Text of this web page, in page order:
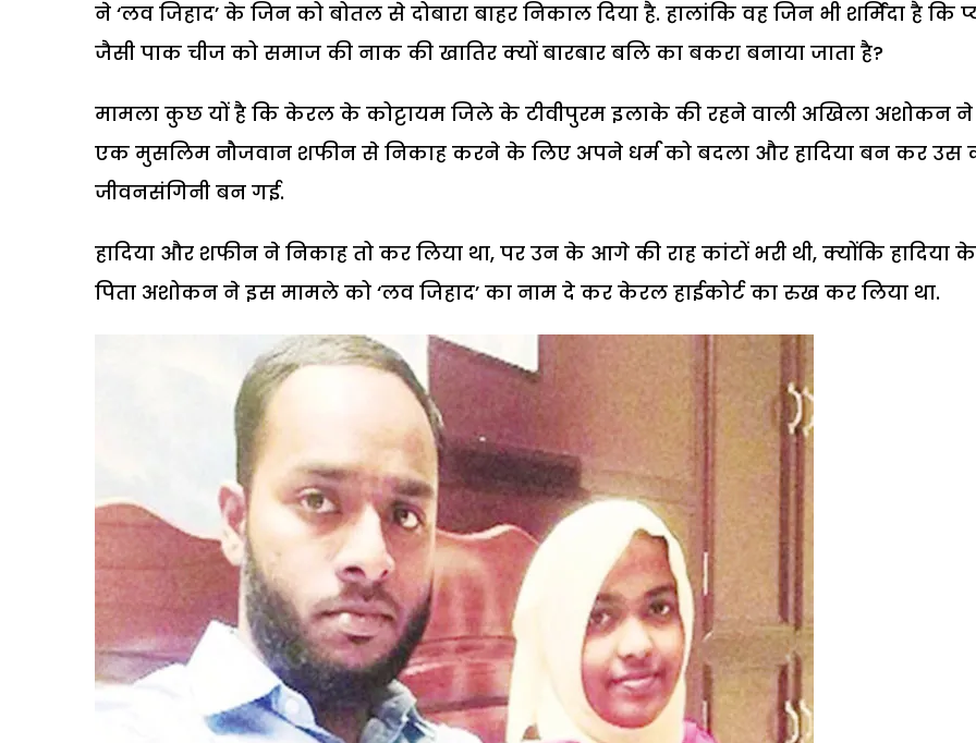
ने ‘लव जिहाद’ के जिन को बोतल से दोबारा बाहर निकाल दिया है. हालांकि वह जिन भी शर्मिंदा है कि
जैसी पाक चीज को समाज की नाक की खातिर क्यों बारबार बलि का बकरा बनाया जाता है?
मामला कुछ यों है कि केरल के कोट्टायम जिले के टीवीपुरम इलाके की रहने वाली अखिला अशोकन ने
एक मुसलिम नौजवान शफीन से निकाह करने के लिए अपने धर्म को बदला और हादिया बन कर उस
जीवनसंगिनी बन गई.
हादिया और शफीन ने निकाह तो कर लिया था, पर उन के आगे की राह कांटों भरी थी, क्योंकि हादिया के
पिता अशोकन ने इस मामले को ‘लव जिहाद’ का नाम दे कर केरल हाईकोर्ट का रुख कर लिया था.